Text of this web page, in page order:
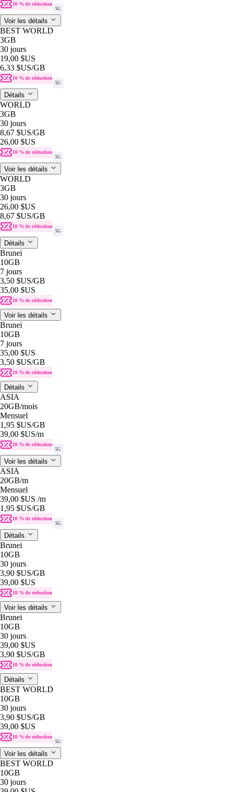
10 % de réduction
5G
Voir les détails
BEST WORLD
3GB
30 jours
19,00 $US
6,33 $US/GB
10 % de réduction
5G
Détails
WORLD
3GB
30 jours
8,67 $US/GB
26,00 $US
10 % de réduction
5G
Voir les détails
WORLD
3GB
30 jours
26,00 $US
8,67 $US/GB
10 % de réduction
5G
Détails
Brunei
10GB
7 jours
3,50 $US/GB
35,00 $US
10 % de réduction
Voir les détails
Brunei
10GB
7 jours
35,00 $US
3,50 $US/GB
10 % de réduction
Détails
ASIA
20GB/mois
Mensuel
1,95 $US/GB
39,00 $US/m
10 % de réduction
5G
Voir les détails
ASIA
20GB/m
Mensuel
39,00 $US /m
1,95 $US/GB
10 % de réduction
5G
Détails
Brunei
10GB
30 jours
3,90 $US/GB
39,00 $US
10 % de réduction
Voir les détails
Brunei
10GB
30 jours
39,00 $US
3,90 $US/GB
10 % de réduction
Détails
BEST WORLD
10GB
30 jours
3,90 $US/GB
39,00 $US
10 % de réduction
5G
Voir les détails
BEST WORLD
10GB
30 jours